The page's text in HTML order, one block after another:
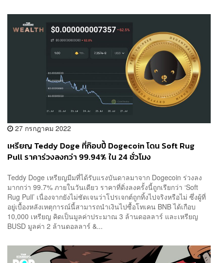
27 กรกฎาคม 2022
เหรียญ Teddy Doge ที่ก๊อบปี้ Dogecoin โดน Soft Rug
Pull ราคาร่วงลงกว่า 99.94% ใน 24 ชั่วโมง
Teddy Doge เหรียญมีมที่ได้รับแรงบันดาลมาจาก Dogecoin ร่วงลง
มากกว่า 99.7% ภายในวันเดียว ราคาที่ดิ่งลงครั้งนี้ถูกเรียกว่า ‘Soft
Rug Pull’ เนื่องจากยังไม่ชัดเจนว่าโปรเจกต์ถูกทิ้งไปจริงหรือไม่ ซึ่งผู้ที่
อยู่เบื้องหลังเหตุการณ์นี้สามารถนำเงินไปซื้อโทเคน BNB ได้เกือบ
10,000 เหรียญ คิดเป็นมูลค่าประมาณ 3 ล้านดอลลาร์ และเหรียญ
BUSD มูลค่า 2 ล้านดอลลาร์ &...